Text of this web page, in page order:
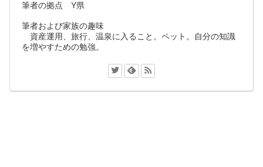
筆者の拠点 Y県
筆者および家族の趣味
資産運用、旅行、温泉に入ること。ペット。自分の知識
を増やすための勉強。